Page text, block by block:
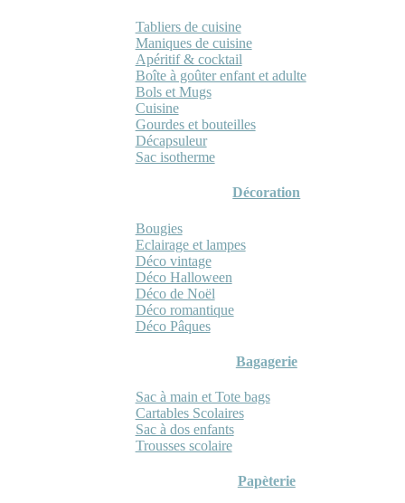
Tabliers de cuisine
Maniques de cuisine
Apéritif & cocktail
Boîte à goûter enfant et adulte
Bols et Mugs
Cuisine
Gourdes et bouteilles
Décapsuleur
Sac isotherme
Décoration
Bougies
Eclairage et lampes
Déco vintage
Déco Halloween
Déco de Noël
Déco romantique
Déco Pâques
Bagagerie
Sac à main et Tote bags
Cartables Scolaires
Sac à dos enfants
Trousses scolaire
Papèterie